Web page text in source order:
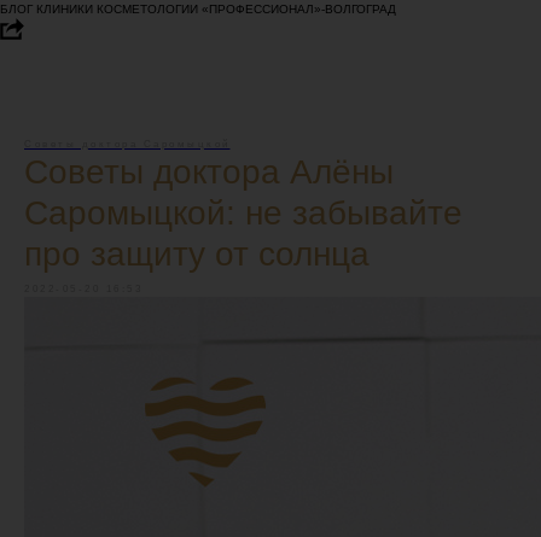
БЛОГ КЛИНИКИ КОСМЕТОЛОГИИ «ПРОФЕССИОНАЛ»-ВОЛГОГРАД
Советы доктора Алёны
Саромыцкой: не забывайте
про защиту от солнца